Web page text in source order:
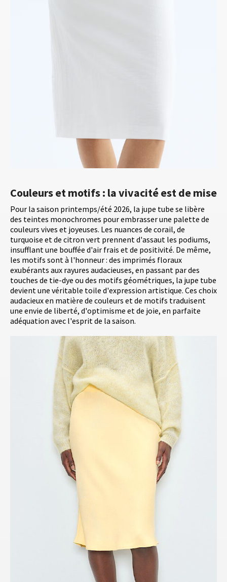
Couleurs et motifs : la vivacité est de mise
Pour la saison printemps/été 2026, la jupe tube se libère
des teintes monochromes pour embrasser une palette de
couleurs vives et joyeuses. Les nuances de corail, de
turquoise et de citron vert prennent d'assaut les podiums,
insufflant une bouffée d'air frais et de positivité. De même,
les motifs sont à l'honneur : des imprimés floraux
exubérants aux rayures audacieuses, en passant par des
touches de tie-dye ou des motifs géométriques, la jupe tube
devient une véritable toile d'expression artistique. Ces choix
audacieux en matière de couleurs et de motifs traduisent
une envie de liberté, d'optimisme et de joie, en parfaite
adéquation avec l'esprit de la saison.